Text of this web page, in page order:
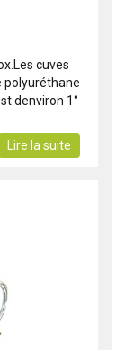
cuves
polyuréthane
denviron 1°
Lire la suite